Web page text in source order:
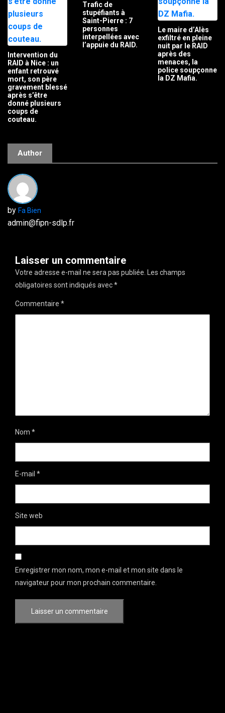
Intervention du
RAID à Nice : un
enfant retrouvé
mort, son père
gravement blessé
après s’être
donné plusieurs
coups de
couteau.
Trafic de
stupéfiants à
Saint-Pierre : 7
personnes
interpellées avec
l’appuie du RAID.
Le maire d’Alès
exfiltré en pleine
nuit par le RAID
après des
menaces, la
police soupçonne
la DZ Mafia.
Author
by Fa Bien
admin@fipn-sdlp.fr
Laisser un commentaire
Votre adresse e-mail ne sera pas publiée. Les champs
obligatoires sont indiqués avec*
Commentaire *
Nom *
E-mail *
Site web
Enregistrer mon nom, mon e-mail et mon site dans le
navigateur pour mon prochain commentaire.